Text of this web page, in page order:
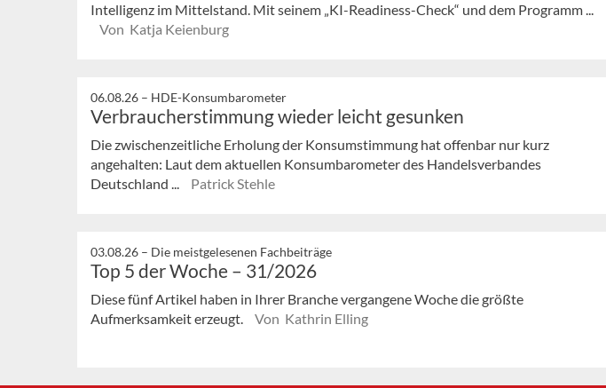
Intelligenz im Mittelstand. Mit seinem „KI-Readiness-Check“ und dem Programm ...
Von Katja Keienburg
06.08.26 – HDE-Konsumbarometer
Verbraucherstimmung wieder leicht gesunken
Die zwischenzeitliche Erholung der Konsumstimmung hat offenbar nur kurz
angehalten: Laut dem aktuellen Konsumbarometer des Handelsverbandes
Deutschland ...
Patrick Stehle
03.08.26 – Die meistgelesenen Fachbeiträge
Top 5 der Woche – 31/2026
Diese fünf Artikel haben in Ihrer Branche vergangene Woche die größte
Aufmerksamkeit erzeugt.
Von Kathrin Elling